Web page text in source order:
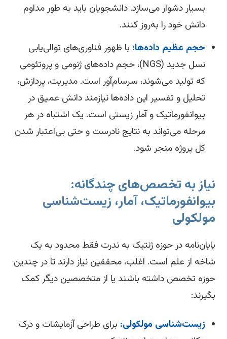
بسیار دشوار می‌سازد. دانشجویان باید به طور مداوم
دانش خود را به‌روز کنند.
حجم عظیم داده‌ها:با ظهور فناوری‌های توالی‌یابی
نسل جدید (NGS)، حجم داده‌های ژنومی و پروتئومی
که تولید می‌شوند، سرسام‌آور است. مدیریت، پردازش،
تحلیل و تفسیر این داده‌ها نیازمند دانش عمیق در
بیوانفورماتیک و آمار زیستی است. یک اشتباه در هر
مرحله می‌تواند به نتایج نادرست و حتی بی‌اعتبار شدن
کل پروژه منجر شود.
به تخصص‌های چندگانه:
آمار، زیست‌شناسی
در حوزه ژنتیک به ندرت فقط محدود به یک
از علم است. اغلب، محققین نیاز دارند تا در چندین
تخصص داشته باشند یا از متخصصین دیگر کمک
زیست‌شناسی مولکولی:برای طراحی آزمایشات و درک